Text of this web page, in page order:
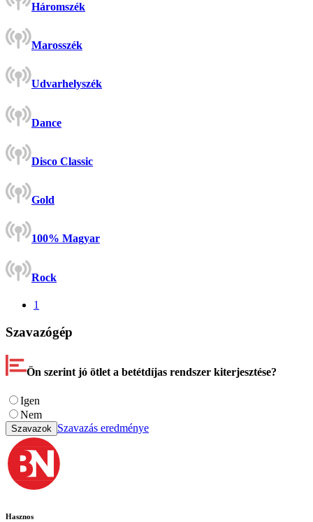
Háromszék
Marosszék
Udvarhelyszék
Dance
Disco Classic
Gold
100% Magyar
Rock
1
Szavazógép
Ön szerint jó ötlet a betétdíjas rendszer kiterjesztése?
Igen
Nem
Szavazok Szavazás eredménye
Hasznos